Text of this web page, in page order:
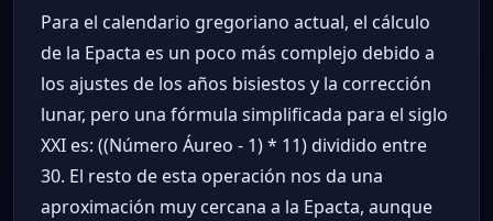
Para el calendario gregoriano actual, el cálculo
de la Epacta es un poco más complejo debido a
los ajustes de los años bisiestos y la corrección
lunar, pero una fórmula simplificada para el siglo
XXI es: ((Número Áureo - 1) * 11) dividido entre
30. El resto de esta operación nos da una
aproximación muy cercana a la Epacta, aunque